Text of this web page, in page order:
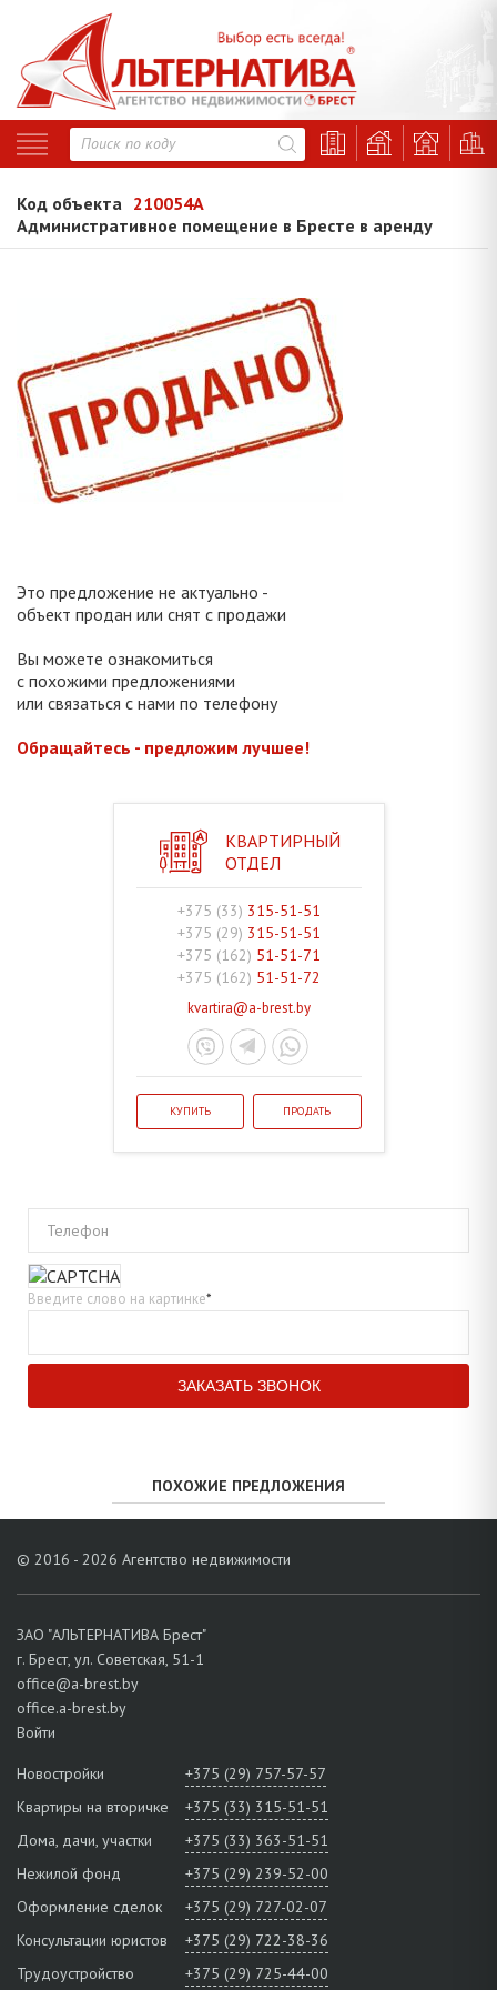
Код объекта 210054A
Административное помещение в Бресте в аренду
Это предложение не актуально -
объект продан или снят с продажи
Вы можете ознакомиться
с похожими предложениями
или связаться с нами по телефону
Обращайтесь - предложим лучшее!
КВАРТИРНЫЙ
ОТДЕЛ
+375 (33) 315-51-51
+375 (29) 315-51-51
+375 (162) 51-51-71
+375 (162) 51-51-72
kvartira@a-brest.by
КУПИТЬ ПРОДАТЬ
Телефон
Введите слово на картинке*
ПОХОЖИЕ ПРЕДЛОЖЕНИЯ
© 2016 - 2026 Агентство недвижимости
ЗАО "АЛЬТЕРНАТИВА Брест"
г. Брест, ул. Советская, 51-1
office@a-brest.by
office.a-brest.by
Войти
Новостройки
+375 (29) 757-57-57
Квартиры на вторичке
+375 (33) 315-51-51
Дома, дачи, участки
+375 (33) 363-51-51
Нежилой фонд
+375 (29) 239-52-00
Оформление сделок
+375 (29) 727-02-07
Консультации юристов
+375 (29) 722-38-36
Трудоустройство
+375 (29) 725-44-00